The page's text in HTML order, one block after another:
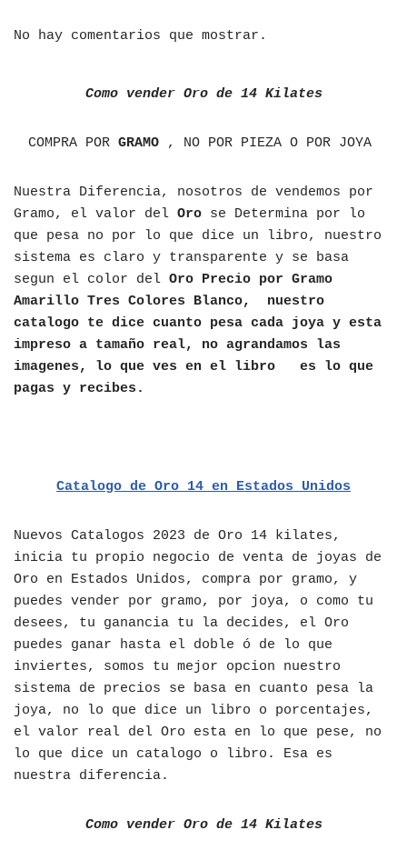
No hay comentarios que mostrar.
Como vender Oro de 14 Kilates
COMPRA POR GRAMO , NO POR PIEZA O POR JOYA
Nuestra Diferencia, nosotros de vendemos por
Gramo, el valor del Oro se Determina por lo
que pesa no por lo que dice un libro, nuestro
sistema es claro y transparente y se basa
segun el color del Oro Precio por Gramo
Amarillo Tres Colores Blanco, nuestro
catalogo te dice cuanto pesa cada joya y esta
impreso a tamaño real, no agrandamos las
imagenes, lo que ves en el libro es lo que
pagas y recibes.
Catalogo de Oro 14 en Estados Unidos
Nuevos Catalogos 2023 de Oro 14 kilates,
inicia tu propio negocio de venta de joyas de
Oro en Estados Unidos, compra por gramo, y
puedes vender por gramo, por joya, o como tu
desees, tu ganancia tu la decides, el Oro
puedes ganar hasta el doble ó de lo que
inviertes, somos tu mejor opcion nuestro
sistema de precios se basa en cuanto pesa la
joya, no lo que dice un libro o porcentajes,
el valor real del Oro esta en lo que pese, no
lo que dice un catalogo o libro. Esa es
nuestra diferencia.
Como vender Oro de 14 Kilates